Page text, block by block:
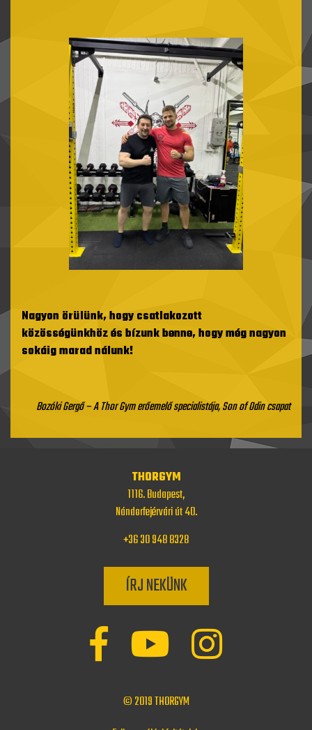
Nagyon örülünk, hogy csatlakozott
közösségünkhöz és bízunk benne, hogy még nagyon
sokáig marad nálunk!
Bozóki Gergő – A Thor Gym erőemelő specialistája, Son of Odin csapat
THORGYM
1116. Budapest,
Nándorfejérvári út 40.
+36 30 948 8328
ÍRJ NEKÜNK
© 2019THORGYM